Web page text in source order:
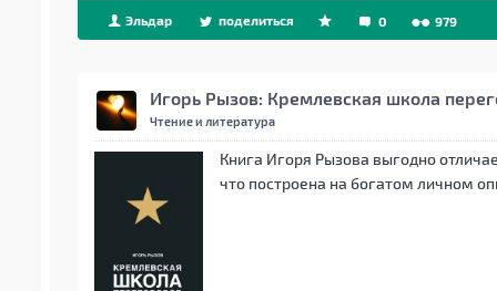
Эльдар поделиться 0 979
Игорь Рызов: Кремлевская школа
Чтение и литература
Книга Игоря Рызова выгодно
что построена на богатом личном